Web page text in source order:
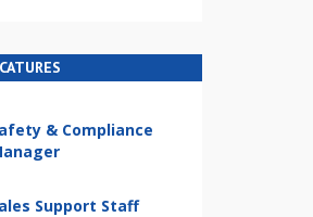
& Compliance
Support Staff